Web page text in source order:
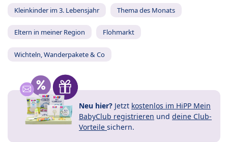
Kleinkinder im 3. Lebensjahr Thema des Monats
Eltern in meiner Region Flohmarkt
Wichteln, Wanderpakete & Co
Neu hier? Jetzt kostenlos im HiPP Mein
BabyClub registrieren und deine Club-
Vorteile sichern.